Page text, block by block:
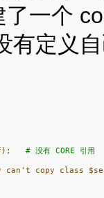
一个
定义自
# 没有 CORE 引用
can't copy class